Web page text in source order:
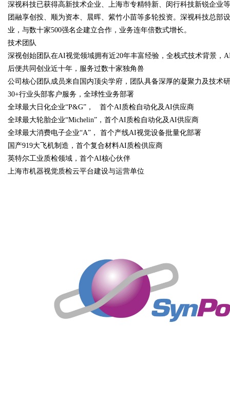
uz
!
深视科技已获得高新技术企业、上海市专精特新、闵行科技新锐企业
团融享创投、顺为资本、晨晖、紫竹小苗等多轮投资。深视科技总部
业，与数十家500强名企建立合作，业务连年倍数式增长。
技术团队
深视创始团队在AI视觉领域拥有近20年丰富经验，全栈式技术背景
后便共同创业近十年，服务过数十家独角兽
公司核心团队成员来自国内顶尖学府，团队具备深厚的凝聚力及技术
30+行业头部客户服务，全球性业务部署
全球最大日化企业“P&G”， 首个AI质检自动化及AI供应商
全球最大轮胎企业“Michelin”，首个AI质检自动化及AI供应商
全球最大消费电子企业“A”， 首个产线AI视觉设备批量化部署
国产919大飞机制造，首个复合材料AI质检供应商
英特尔工业质检领域，首个AI核心伙伴
上海市机器视觉质检云平台建设与运营单位